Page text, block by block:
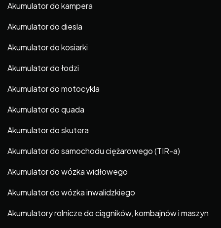
Akumulator do kampera
Akumulator do diesla
Akumulator do kosiarki
Akumulator do łodzi
Akumulator do motocykla
Akumulator do quada
Akumulator do skutera
Akumulator do samochodu ciężarowego (TIR-a)
Akumulator do wózka widłowego
Akumulator do wózka inwalidzkiego
Akumulatory rolnicze do ciągników, kombajnów i maszyn